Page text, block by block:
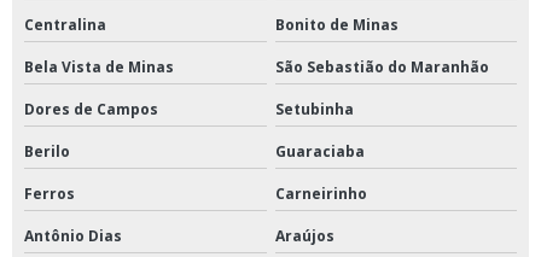
Centralina Bonito de Minas
Bela Vista de Minas São Sebastião do Maranhão
Dores de Campos Setubinha
Berilo Guaraciaba
Ferros Carneirinho
Antônio Dias Araújos